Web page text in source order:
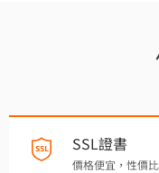
SSL證書
價格便宜，性價